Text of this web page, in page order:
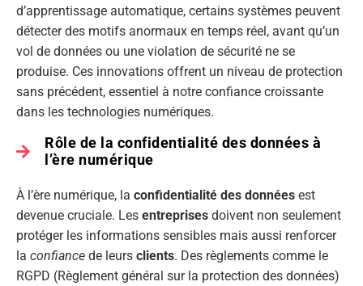
d’apprentissage automatique, certains systèmes peuvent
détecter des motifs anormaux en temps réel, avant qu’un
vol de données ou une violation de sécurité ne se
produise. Ces innovations offrent un niveau de protection
sans précédent, essentiel à notre confiance croissante
dans les technologies numériques.
Rôle de la confidentialité des données à
l’ère numérique
À l’ère numérique, la confidentialité des données est
devenue cruciale. Les entreprises doivent non seulement
protéger les informations sensibles mais aussi renforcer
la confiance de leurs clients. Des règlements comme le
RGPD (Règlement général sur la protection des données)